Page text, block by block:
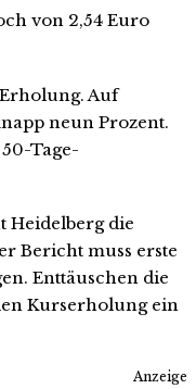
von 2,54 Euro
Auf
neun Prozent.
Tage-
Heidelberg die
Bericht muss erste
Enttäuschen die
Kurserholung ein
Anzeige